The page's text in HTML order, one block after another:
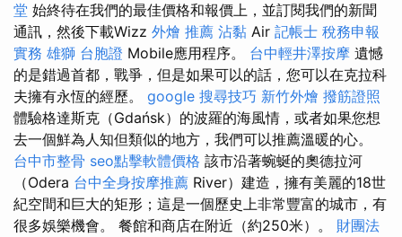
堂 始終待在我們的最佳價格和報價上，並訂閱我們的新聞
通訊，然後下載Wizz 外燴 推薦 沾黏 Air 記帳士 稅務申報
實務 雄獅 台胞證 Mobile應用程序。 台中輕井澤按摩 遺憾
的是錯過首都，戰爭，但是如果可以的話，您可以在克拉科
夫擁有永恆的經歷。 google 搜尋技巧 新竹外燴 撥筋證照
體驗格達斯克（Gdańsk）的波羅的海風情，或者如果您想
去一個鮮為人知但類似的地方，我們可以推薦溫暖的心。
台中市整骨 seo點擊軟體價格 該市沿著蜿蜒的奧德拉河
（Odera 台中全身按摩推薦 River）建造，擁有美麗的18世
紀空間和巨大的矩形；這是一個歷史上非常豐富的城市，有
很多娛樂機會。 餐館和商店在附近（約250米）。 財團法